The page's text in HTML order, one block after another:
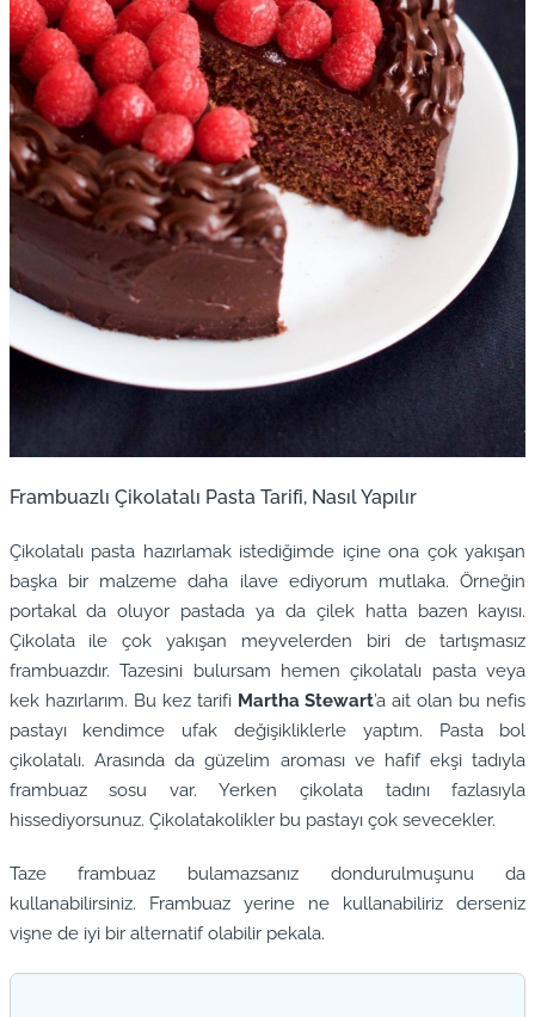
Frambuazlı Çikolatalı Pasta Tarifi, Nasıl Yapılır
Çikolatalı pasta hazırlamak istediğimde içine ona çok yakışan
başka bir malzeme daha ilave ediyorum mutlaka. Örneğin
portakal da oluyor pastada ya da çilek hatta bazen kayısı.
Çikolata ile çok yakışan meyvelerden biri de tartışmasız
frambuazdır. Tazesini bulursam hemen çikolatalı pasta veya
kek hazırlarım. Bu kez tarifi Martha Stewart’a ait olan bu nefis
pastayı kendimce ufak değişikliklerle yaptım. Pasta bol
çikolatalı. Arasında da güzelim aroması ve hafif ekşi tadıyla
frambuaz sosu var. Yerken çikolata tadını fazlasıyla
hissediyorsunuz. Çikolatakolikler bu pastayı çok sevecekler.
Taze frambuaz bulamazsanız dondurulmuşunu da
kullanabilirsiniz. Frambuaz yerine ne kullanabiliriz derseniz
vişne de iyi bir alternatif olabilir pekala.